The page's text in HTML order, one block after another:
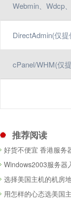
Webmin、Wdcp
DirectAdmin(仅
cPanel/WHM(仅
推荐阅读
好货不便宜 香港服务
Windows2003服务器
选择美国主机的机房
用怎样的心态选美国